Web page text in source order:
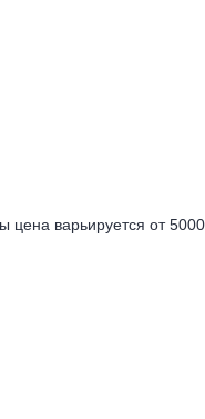
цена варьируется от